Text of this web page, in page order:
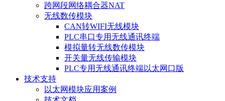
跨网段网络耦合器NAT
无线数传模块
CAN转WIFI无线模块
PLC串口专用无线通讯终端
模拟量转无线数传模块
开关量无线传输模块
PLC专用无线通讯终端以太网口版
技术支持
以太网模块应用案例